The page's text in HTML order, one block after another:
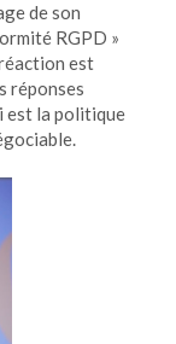
de son
RGPD »
est
réponses
est la politique